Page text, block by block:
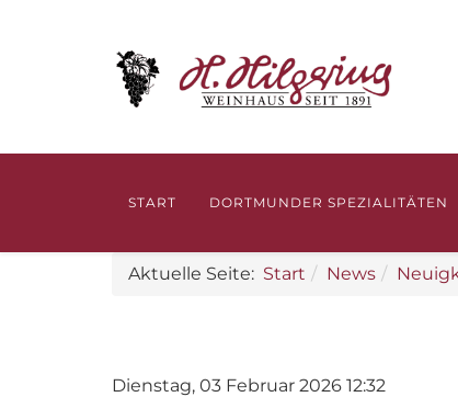
START DORTMUNDER SPEZIALITÄTEN
Aktuelle Seite: Start News
Dienstag, 03 Februar 2026 12:32